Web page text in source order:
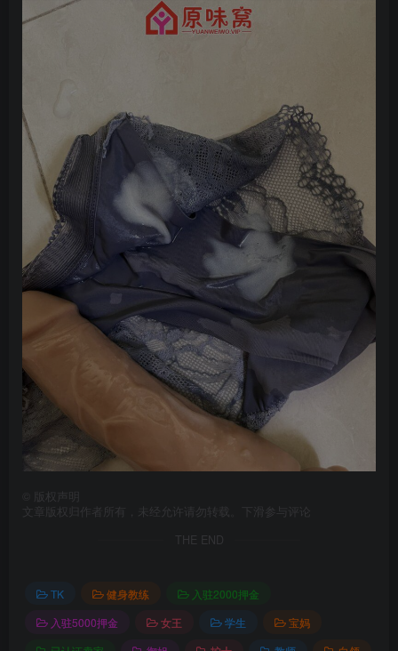
版权声明
文章版权归作者所有，未经允许请勿转载。下滑参与评论
THE END
TK 健身教练
入驻2000押金
入驻5000押金
女王 学生
宝妈